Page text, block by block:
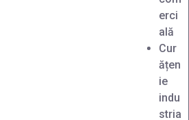
erci
ală
Cur
ățen
ie
indu
stria